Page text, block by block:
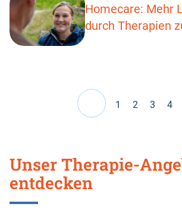
Homecare: Mehr
durch Therapien
Pagination
1
2 3 4
Unser Therapie-
entdecken